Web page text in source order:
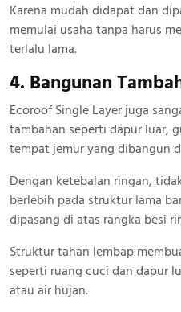
Karena mudah didapat dan
memulai usaha tanpa harus
terlalu lama.
4. Bangunan
Ecoroof Single Layer juga
tambahan seperti dapur luar,
tempat jemur yang dibangun
Dengan ketebalan ringan,
berlebih pada struktur lama
dipasang di atas rangka besi
Struktur tahan lembap
seperti ruang cuci dan dapur
atau air hujan.